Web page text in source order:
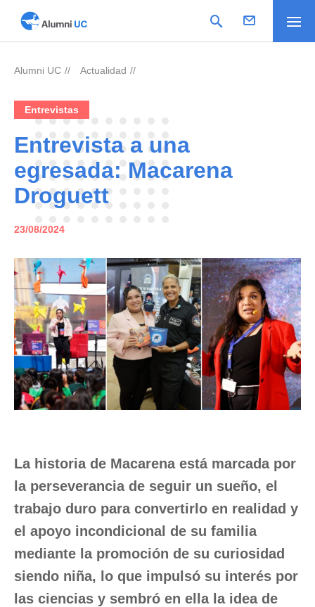
Alumni UC Actualidad
Entrevistas
Entrevista a una
egresada: Macarena
Droguett
23/08/2024
La historia de Macarena está marcada por
la perseverancia de seguir un sueño, el
trabajo duro para convertirlo en realidad y
el apoyo incondicional de su familia
mediante la promoción de su curiosidad
siendo niña, lo que impulsó su interés por
las ciencias y sembró en ella la idea de